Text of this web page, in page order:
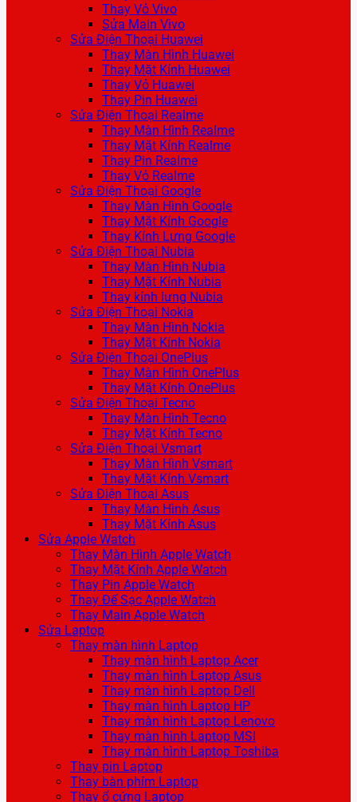
Thay Vỏ Vivo
Sửa Main Vivo
Sửa Điện Thoại Huawei
Thay Màn Hình Huawei
Thay Mặt Kính Huawei
Thay Vỏ Huawei
Thay Pin Huawei
Sửa Điện Thoại Realme
Thay Màn Hình Realme
Thay Mặt Kính Realme
Thay Pin Realme
Thay Vỏ Realme
Sửa Điện Thoại Google
Thay Màn Hình Google
Thay Mặt Kính Google
Thay Kính Lưng Google
Sửa Điện Thoại Nubia
Thay Màn Hình Nubia
Thay Mặt Kính Nubia
Thay kính lưng Nubia
Sửa Điện Thoại Nokia
Thay Màn Hình Nokia
Thay Mặt Kính Nokia
Sửa Điện Thoại OnePlus
Thay Màn Hình OnePlus
Thay Mặt Kính OnePlus
Sửa Điện Thoại Tecno
Thay Màn Hình Tecno
Thay Mặt Kính Tecno
Sửa Điện Thoại Vsmart
Thay Màn Hình Vsmart
Thay Mặt Kính Vsmart
Sửa Điện Thoại Asus
Thay Màn Hình Asus
Thay Mặt Kính Asus
Sửa Apple Watch
Thay Màn Hình Apple Watch
Thay Mặt Kính Apple Watch
Thay Pin Apple Watch
Thay Đế Sạc Apple Watch
Thay Main Apple Watch
Sửa Laptop
Thay màn hình Laptop
Thay màn hình Laptop Acer
Thay màn hình Laptop Asus
Thay màn hình Laptop Dell
Thay màn hình Laptop HP
Thay màn hình Laptop Lenovo
Thay màn hình Laptop MSI
Thay màn hình Laptop Toshiba
Thay pin Laptop
Thay bàn phím Laptop
Thay ổ cứng Laptop